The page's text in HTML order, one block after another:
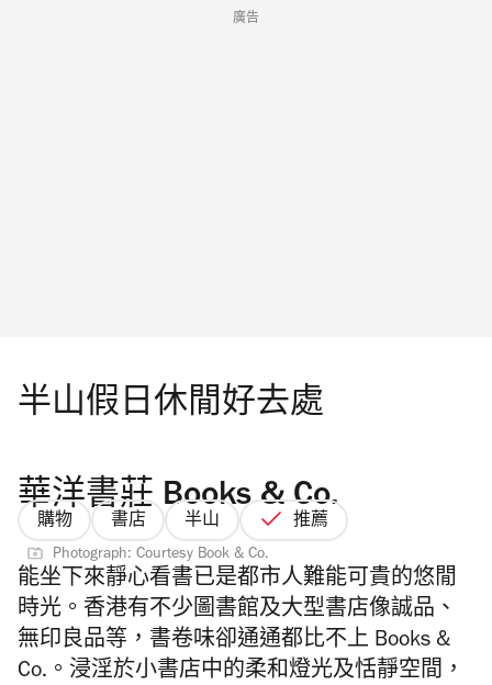
廣告
半山假日休閒好去處
華洋書莊 Books & Co.
購物 書店 半山 推薦
Photograph: Courtesy Book & Co.
能坐下來靜心看書已是都市人難能可貴的悠閒
時光。 香港有不少圖書館及大型書店像誠品、
無印良品等，書卷味卻通通都比不上 Books &
Co.。浸淫於小書店中的柔和燈光及恬靜空間，